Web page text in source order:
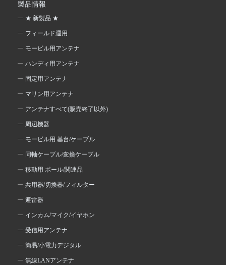
製品情報
★ 新製品 ★
フィールド運用
モービル用アンテナ
ハンディ用アンテナ
固定用アンテナ
マリン用アンテナ
アンテナすべて(販売終了以外)
周辺機器
モービル用 基台/ケーブル
同軸ケーブル/変換ケーブル
移動用 ポール/関連品
共用器/切換器/フィルター
避雷器
インカム/マイク/イヤホン
受信用アンテナ
簡易/小電力デジタル
無線LANアンテナ